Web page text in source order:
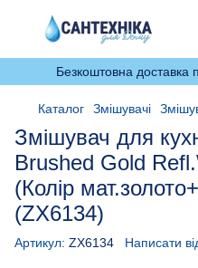
Безкоштовна доставка
Каталог Змішувачі
Змішувач для
Brushed Gold
(Колір
(ZX6134)
Артикул: ZX6134 Написати